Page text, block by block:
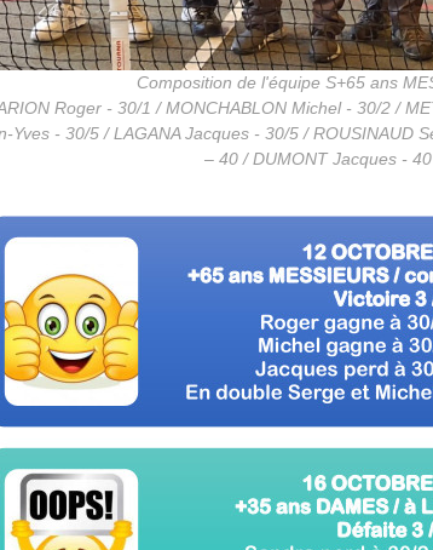
Composition de l'équipe S+65 ans
Roger - 30/1 / MONCHABLON Michel - 30/2 /
Yves - 30/5 / LAGANA Jacques - 30/5 / ROUSINAUD
– 40 / DUMONT Jacques - 40